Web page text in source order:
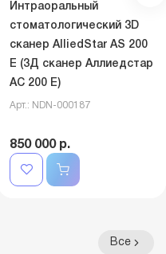
Интраоральный
стоматологический 3D
сканер AlliedStar AS 200
E (3Д сканер Аллиедстар
АС 200 Е)
Арт.: NDN-000187
850 000 р.
Все